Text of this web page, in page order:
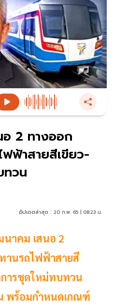
อ 2 ทางออก
ฟ้าสายสีเขียว-
ทวน
อัปเดตล่าสุด : 20 ก.พ. 65 | 08:23 น.
นาคม เสนอ 2
านรถไฟฟ้าสายสี
ารชุดใหม่ทบทวน
พร้อมกําหนดเกณฑ์